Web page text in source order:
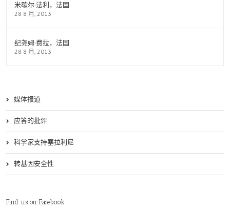
米歇尔·法利，法国
28 8 月, 2013
纪尧姆·费拉，法国
28 8 月, 2013
媒体报道
应答的批评
科学家支持塞拉利尼
转基因安全性
Find us on Facebook